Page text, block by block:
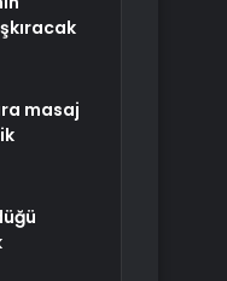
masaj